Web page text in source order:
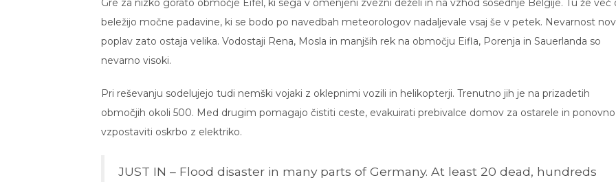
beležijo močne padavine, ki se bodo po navedbah meteorologov nadaljevale vsaj še v petek. Nevarnost
poplav zato ostaja velika. Vodostaji Rena, Mosla in manjših rek na območju Eifla, Porenja in Sauerlanda so
nevarno visoki.
Pri reševanju sodelujejo tudi nemški vojaki z oklepnimi vozili in helikopterji. Trenutno jih je na prizadetih
območjih okoli 500. Med drugim pomagajo čistiti ceste, evakuirati prebivalce domov za ostarele in ponovno
vzpostaviti oskrbo z elektriko.
JUST IN – Flood disaster in many parts of Germany. At least 20 dead, hundreds